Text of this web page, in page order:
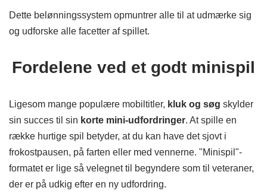
Dette belønningssystem opmuntrer alle til at udmærke sig
og udforske alle facetter af spillet.
Fordelene ved et godt minispil
Ligesom mange populære mobiltitler, kluk og søg skylder
sin succes til sin korte mini-udfordringer. At spille en
række hurtige spil betyder, at du kan have det sjovt i
frokostpausen, på farten eller med vennerne. "Minispil"-
formatet er lige så velegnet til begyndere som til veteraner,
der er på udkig efter en ny udfordring.